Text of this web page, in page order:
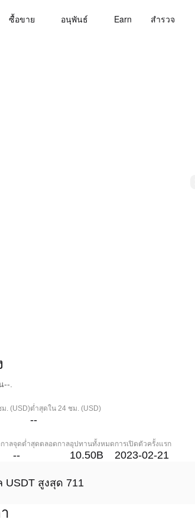
ซื้อขาย อนุพันธ์ Earn สํารวจ
.
. (USD)ต่ำสุดใน 24 ชม. (USD)
--
าลจุดต่ำสุดตลอดกาล
--
อุปทานทั้งหมด
10.50B
การเปิดตัวครั้งแรก
2023-02-21
สูงสุด 711